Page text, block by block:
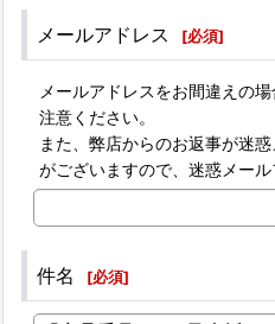
メールアドレス [必須]
メールアドレスをお間違えの
注意ください。
また、弊店からのお返事が迷
がございますので、迷惑メール
件名 [必須]